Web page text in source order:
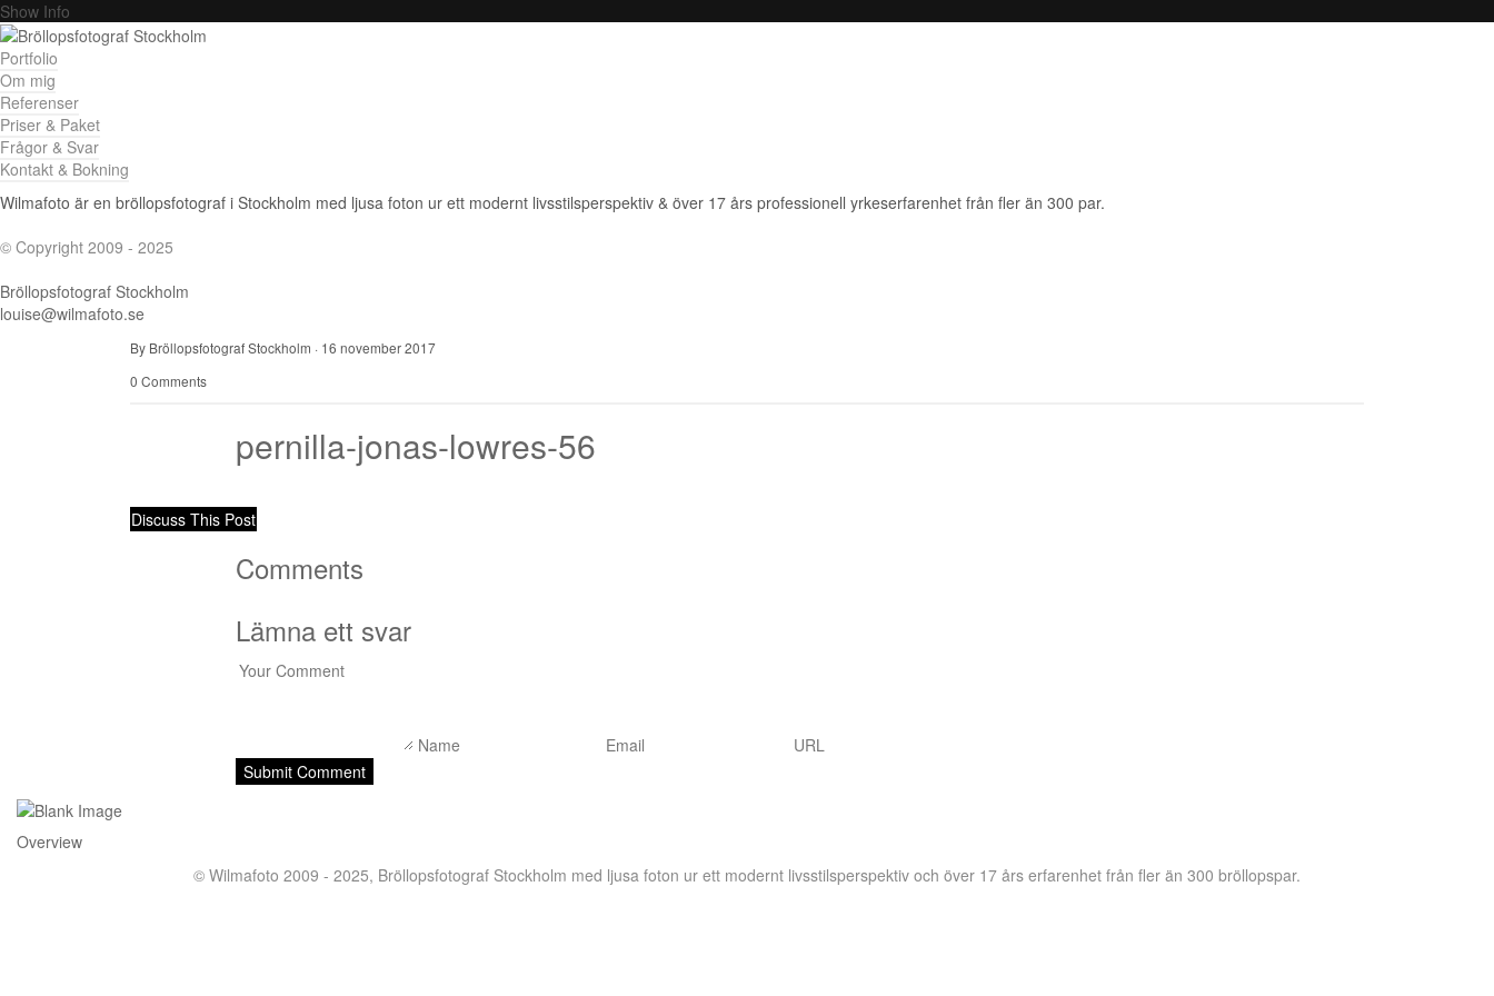
Show Info
Portfolio
Om mig
Referenser
Priser & Paket
Frågor & Svar
Kontakt & Bokning
Wilmafoto är en bröllopsfotograf i Stockholm med ljusa foton ur ett modernt livsstilsperspektiv & över 17 års professionell yrkeserfarenhet från fler än 300 par.
© Copyright 2009 - 2025
Bröllopsfotograf Stockholm
louise@wilmafoto.se
By Bröllopsfotograf Stockholm · 16 november 2017
0 Comments
pernilla-jonas-lowres-56
Discuss This Post
Comments
Lämna ett svar
Overview
© Wilmafoto 2009 - 2025, Bröllopsfotograf Stockholm med ljusa foton ur ett modernt livsstilsperspektiv och över 17 års erfarenhet från fler än 300 bröllopspar.